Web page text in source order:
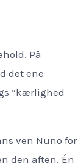
På
det ene
”kærlighed
ven Nuno for
den aften. Én